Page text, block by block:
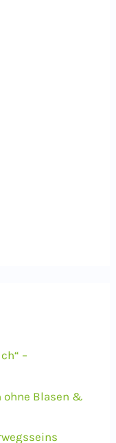
–
ohne Blasen &